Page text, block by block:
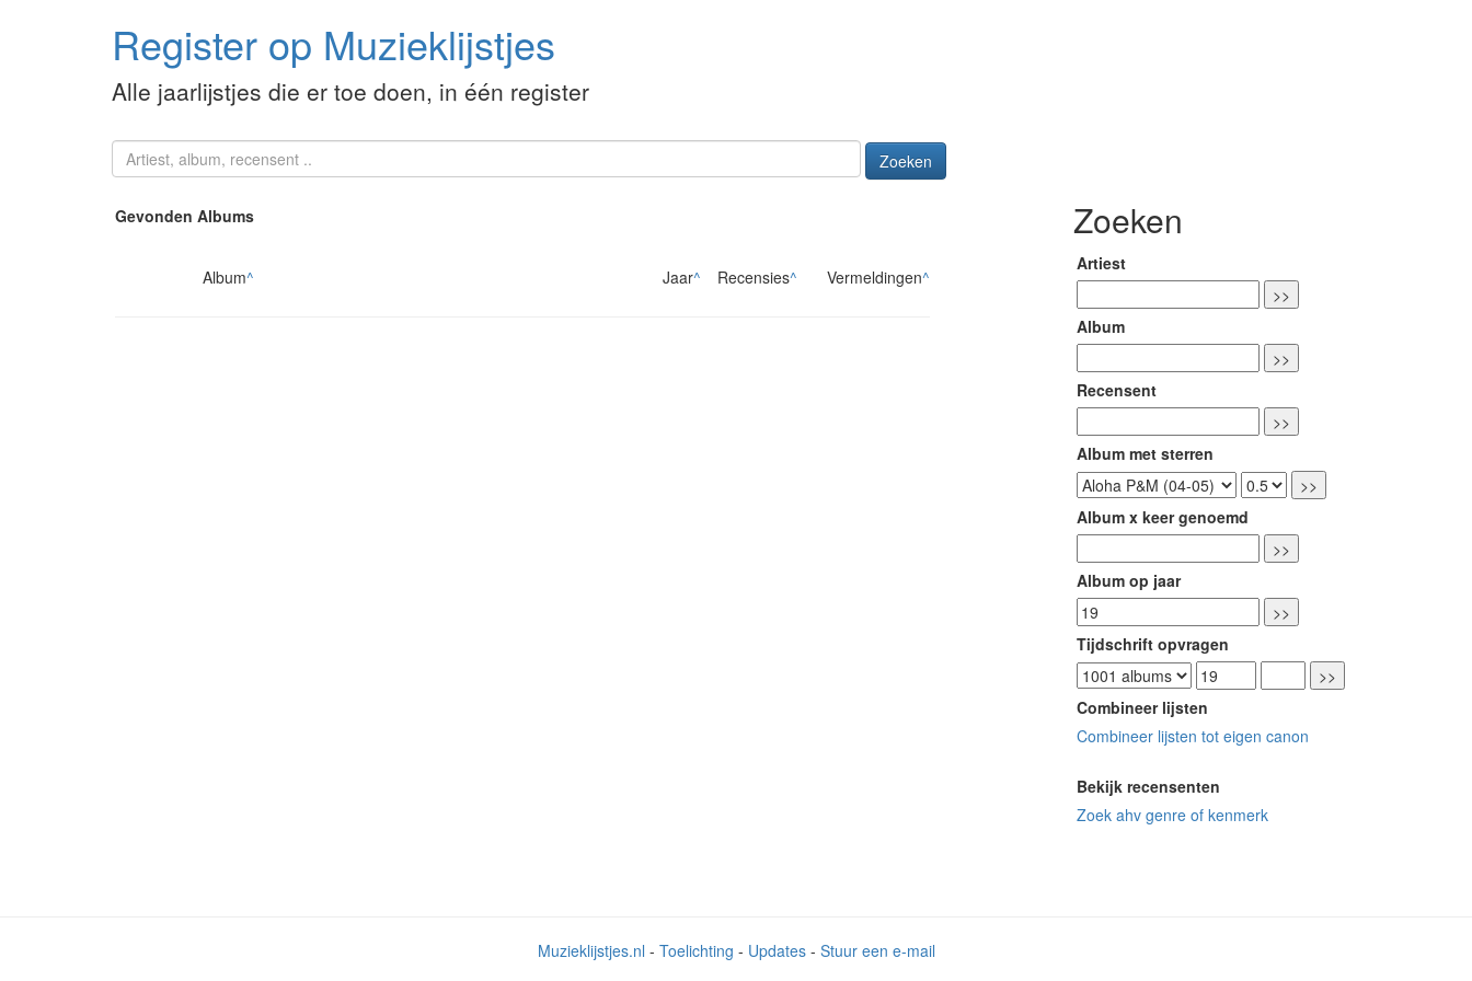
Register op Muzieklijstjes
Alle jaarlijstjes die er toe doen, in één register
Zoeken
Gevonden Albums
Album^ Jaar^ Recensies^ Vermeldingen^
Zoeken
Artiest
Album
Recensent
Album met sterren
Album x keer genoemd
Album op jaar
Tijdschrift opvragen
Combineer lijsten
Combineer lijsten tot eigen canon
Bekijk recensenten
Zoek ahv genre of kenmerk
Muzieklijstjes.nl - Toelichting - Updates- Stuur een e-mail